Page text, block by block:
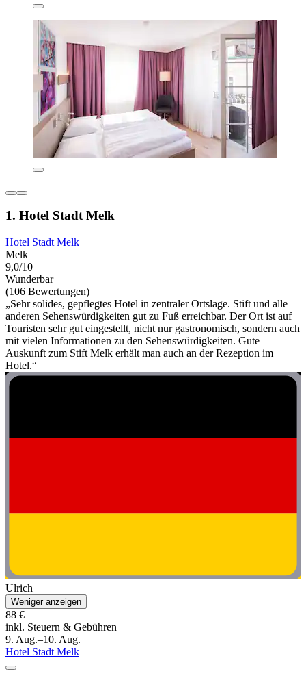
1. Hotel Stadt Melk
Hotel Stadt Melk
Melk
9,0/10
Wunderbar
(106 Bewertungen)
„Sehr solides, gepflegtes Hotel in zentraler Ortslage. Stift und alle
anderen Sehenswürdigkeiten gut zu Fuß erreichbar. Der Ort ist auf
Touristen sehr gut eingestellt, nicht nur gastronomisch, sondern auch
mit vielen Informationen zu den Sehenswürdigkeiten. Gute
Auskunft zum Stift Melk erhält man auch an der Rezeption im
Hotel.“
Ulrich
Weniger anzeigen
88 €
inkl. Steuern & Gebühren
9. Aug.–10. Aug.
Hotel Stadt Melk